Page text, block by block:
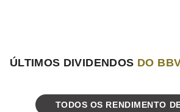
ÚLTIMOS DIVIDENDOS DO
TODOS OS RENDIMENTO